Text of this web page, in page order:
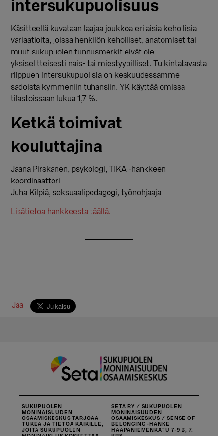
intersukupuolisuus
Käsitteellä kuvataan laajaa joukkoa erilaisia kehollisia
variaatioita, joissa henkilön keholliset, anatomiset tai
muut sukupuolen tunnusmerkit eivät ole
yksiselitteisesti nais- tai miestyypilliset. Tulkintatavasta
riippuen intersukupuolisia on keskuudessamme
sadoista kymmeniin tuhansiin. YK käyttää omissa
tilastoissaan lukua 1,7 %.
Ketkä toimivat
kouluttajina
Jaana Pirskanen, psykologi, TIKA -hankkeen
koordinaattori
Juha Kilpiä, seksuaalipedagogi, työnohjaaja
Lisätietoa hankkeesta täällä.
Jaa
SUKUPUOLEN
MONINAISUUDEN
OSAAMISKESKUS TARJOAA
TUKEA JA TIETOA KAIKILLE,
JOITA SUKUPUOLEN
SETA RY / SUKUPUOLEN
MONINAISUUDEN
OSAAMISKESKUS / SENSE OF
BELONGING -HANKE
HAAPANIEMENKATU 7-9 B, 7.